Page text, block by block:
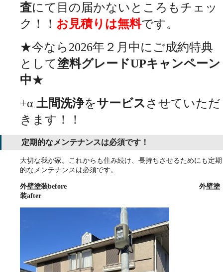
査にて目の届かないところもチェッ
ク！！ お見積りは無料です。
★今なら2026年２月中にご成約特典
として塗料グレードUPキャンペーン
中★
+α 土間洗浄をサービス させていただ
きます！！
定期的なメンテナンスは必須です！
大切な我が家。これからも住み続け、長持ちさせるためにも定期
的なメンテナンスは必須です。
外壁塗装before 外壁塗
装after